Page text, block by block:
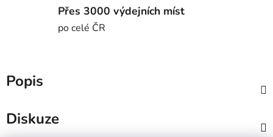
Přes 3000 výdejních míst
po celé ČR
Popis
Diskuze